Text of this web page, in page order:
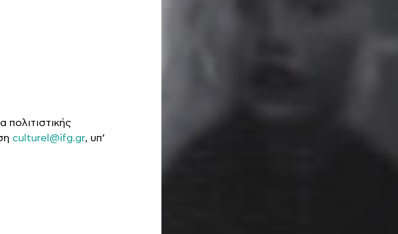
πολιτιστικής
culturel@ifg.gr, υπ’